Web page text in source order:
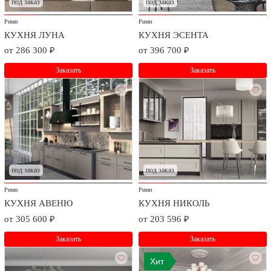
под заказ
Рими
КУХНЯ ЛУНА
от 286 300 ₽
Заказать
под заказ
Рими
КУХНЯ ЭСЕНТА
от 396 700 ₽
Заказать
под заказ
Рими
КУХНЯ АВЕНЮ
от 305 600 ₽
Заказать
под заказ
Рими
КУХНЯ НИКОЛЬ
от 203 596 ₽
Заказать
Хит